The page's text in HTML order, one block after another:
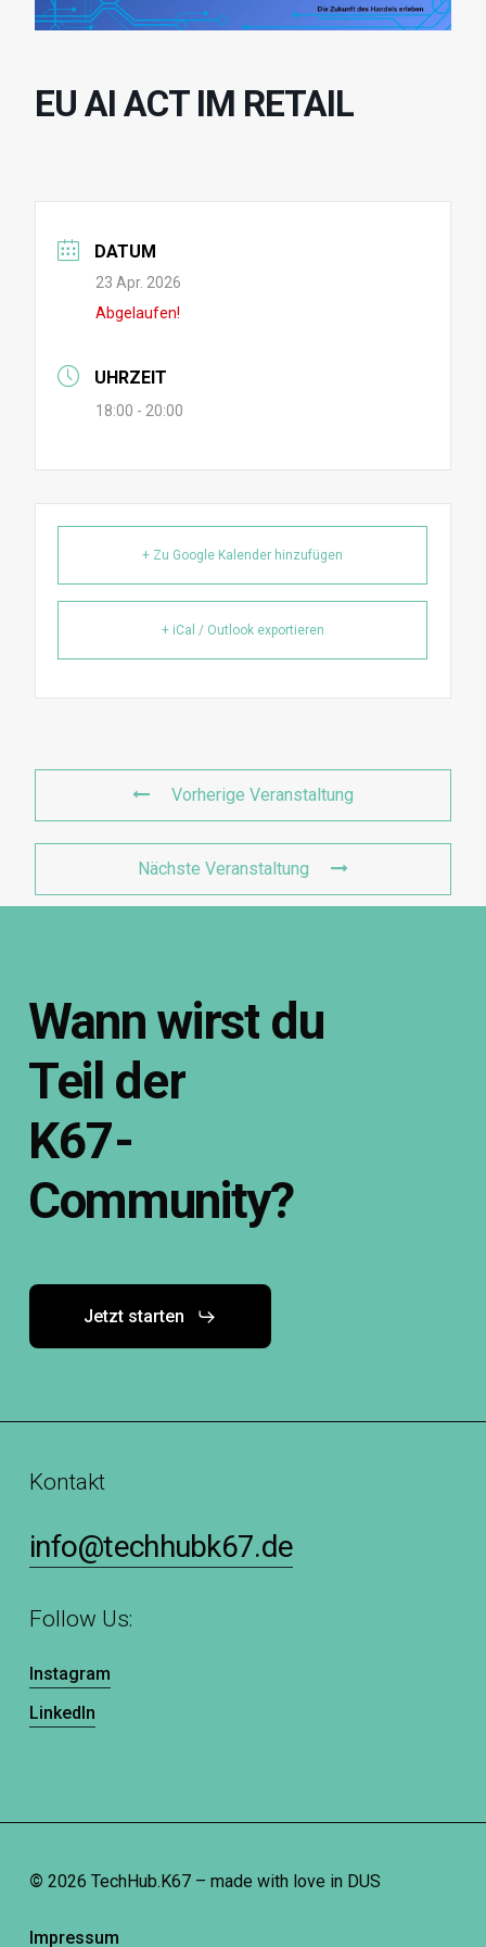
EU AI ACT IM RETAIL
DATUM
23 Apr. 2026
Abgelaufen!
UHRZEIT
18:00 - 20:00
+ Zu Google Kalender hinzufügen
+ iCal / Outlook exportieren
Vorherige Veranstaltung
Nächste Veranstaltung
Wann wirst du
Teil der
K67-
Community?
Jetzt starten
Kontakt
info@techhubk67.de
Follow Us:
Instagram
LinkedIn
©2026 TechHub.K67 – made with love in DUS
Impressum